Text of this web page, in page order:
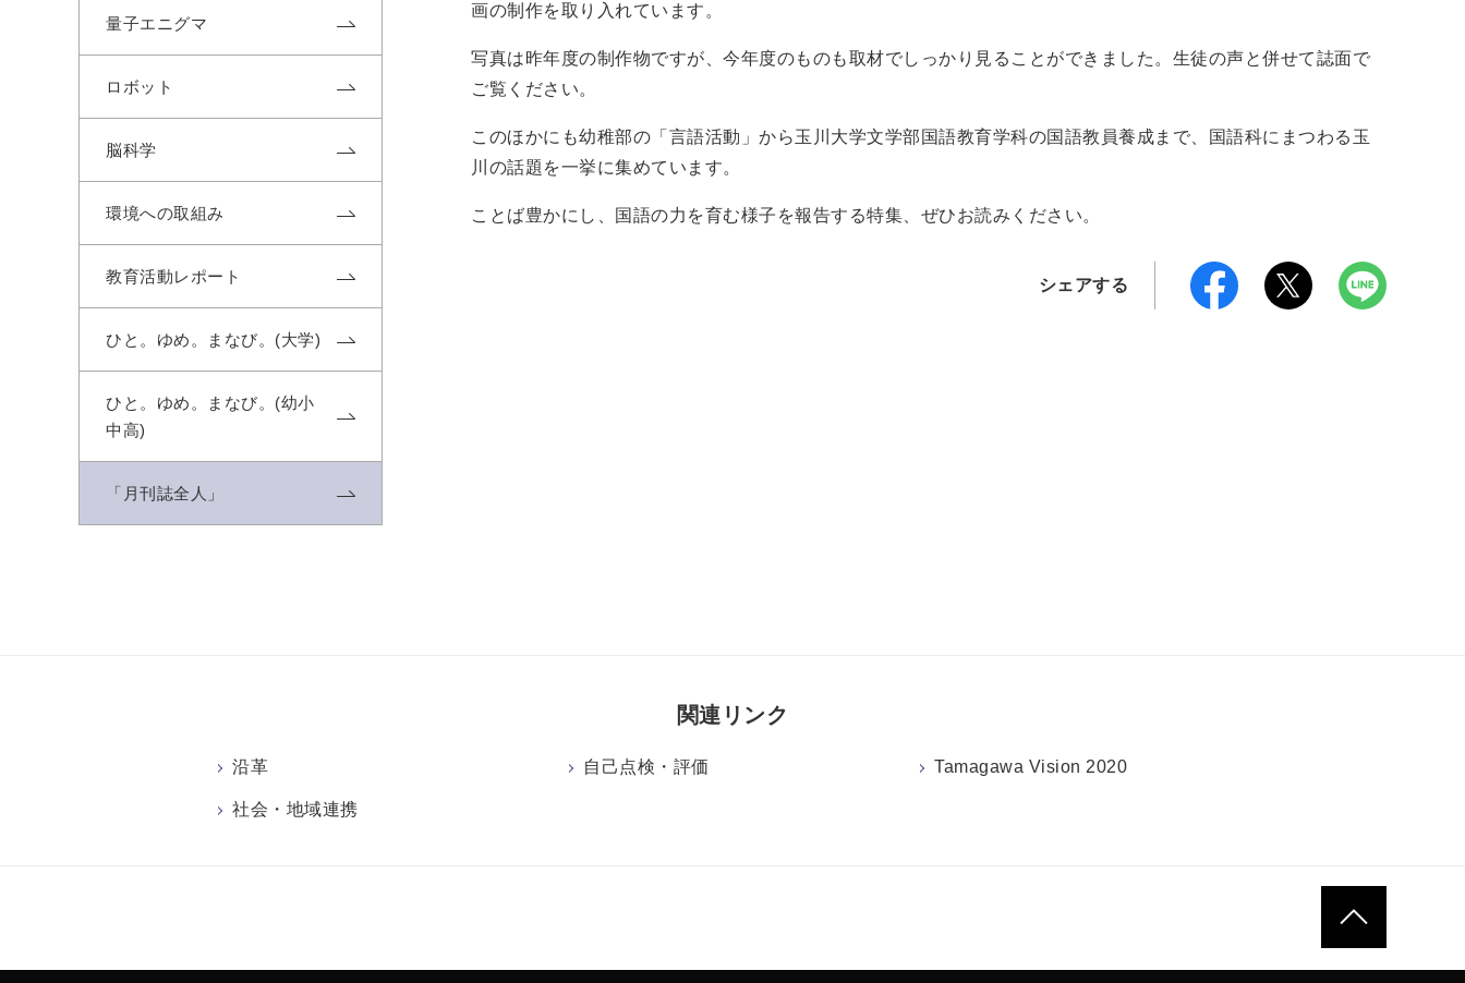
画の制作を取り入れています。
写真は昨年度の制作物ですが、今年度のものも取材でしっかり見ることができました。生徒の声と併せて誌面で
ご覧ください。
このほかにも幼稚部の「言語活動」から玉川大学文学部国語教育学科の国語教員養成まで、国語科にまつわる玉
川の話題を一挙に集めています。
ことば豊かにし、国語の力を育む様子を報告する特集、ぜひお読みください。
シェアする
関連リンク
沿革 自己点検・評価 Tamagawa Vision 2020
社会・地域連携
量子エニグマ
ロボット
脳科学
環境への取組み
教育活動レポート
ひと。ゆめ。まなび。(大学)
ひと。ゆめ。まなび。(幼小
中高)
「月刊誌全人」